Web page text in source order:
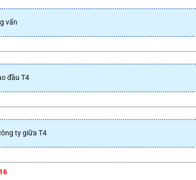
vấn
đầu T4
ty giữa T4